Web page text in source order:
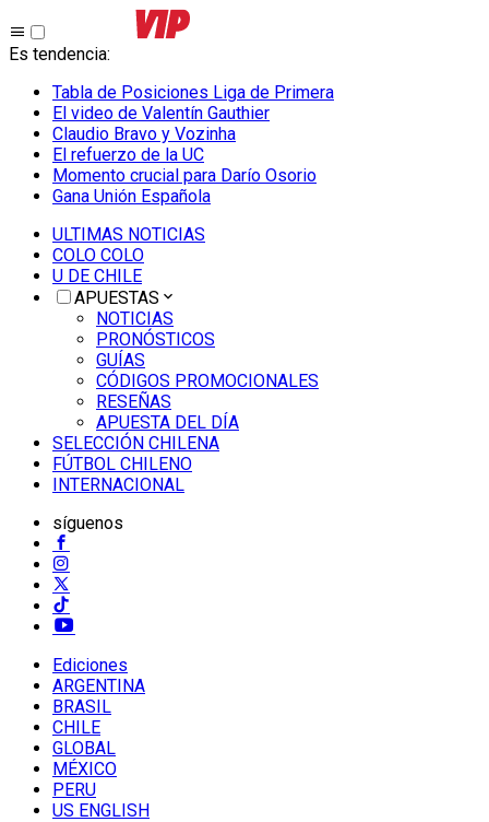
Es tendencia:
Tabla de Posiciones Liga de Primera
El video de Valentín Gauthier
Claudio Bravo y Vozinha
El refuerzo de la UC
Momento crucial para Darío Osorio
Gana Unión Española
ULTIMAS NOTICIAS
COLO COLO
U DE CHILE
APUESTAS
NOTICIAS
PRONÓSTICOS
GUÍAS
CÓDIGOS PROMOCIONALES
RESEÑAS
APUESTA DEL DÍA
SELECCIÓN CHILENA
FÚTBOL CHILENO
INTERNACIONAL
síguenos
Ediciones
ARGENTINA
BRASIL
CHILE
GLOBAL
MÉXICO
PERU
US ENGLISH